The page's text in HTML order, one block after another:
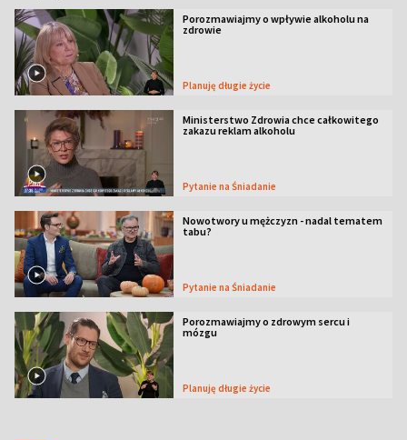
Porozmawiajmy o wpływie alkoholu na
zdrowie
Planuję długie życie
Ministerstwo Zdrowia chce całkowitego
zakazu reklam alkoholu
Pytanie na Śniadanie
Nowotwory u mężczyzn - nadal tematem
tabu?
Pytanie na Śniadanie
Porozmawiajmy o zdrowym sercu i
mózgu
Planuję długie życie